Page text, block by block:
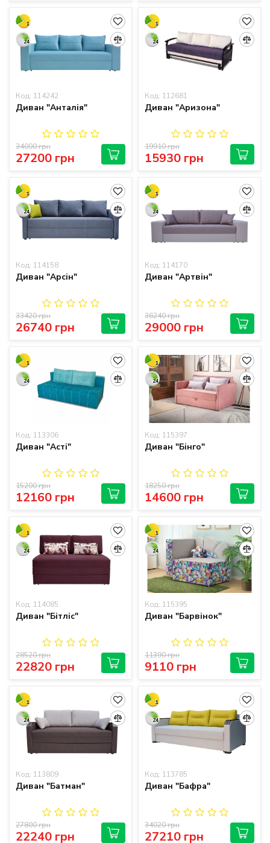
1
24
Код: 114242
Диван "Анталія"
27200 грн
34000 грн
1
24
Код: 112681
Диван "Аризона"
15930 грн
19910 грн
1
24
Код: 114158
Диван "Арсін"
26740 грн
33420 грн
1
24
Код: 114170
Диван "Артвін"
29000 грн
36240 грн
1
24
Код: 113306
Диван "Асті"
12160 грн
15200 грн
1
24
Код: 115397
Диван "Бінго"
14600 грн
18250 грн
1
24
Код: 114085
Диван "Бітліс"
22820 грн
28520 грн
1
24
Код: 115395
Диван "Барвінок"
9110 грн
11390 грн
1
24
Код: 113809
Диван "Батман"
22240 грн
27800 грн
1
24
Код: 113785
Диван "Бафра"
27210 грн
34020 грн